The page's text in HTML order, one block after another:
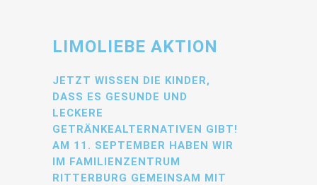
LIMOLIEBE AKTION
JETZT WISSEN DIE KINDER,
DASS ES GESUNDE UND
LECKERE
GETRÄNKEALTERNATIVEN GIBT!
AM 11. SEPTEMBER HABEN WIR
IM FAMILIENZENTRUM
RITTERBURG GEMEINSAM MIT